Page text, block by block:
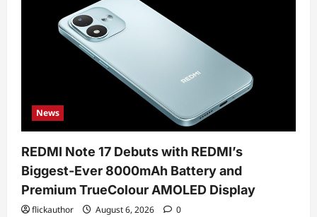
News
REDMI Note 17 Debuts with REDMI’s
Biggest-Ever 8000mAh Battery and
Premium TrueColour AMOLED Display
flickauthor August 6, 2026 0